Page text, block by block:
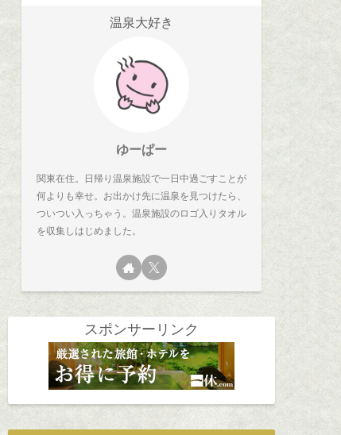
温泉大好き
ゆーぱー
関東在住。日帰り温泉施設で一日中過ごすことが
何よりも幸せ。お出かけ先に温泉を見つけたら、
ついつい入っちゃう。温泉施設のロゴ入りタオル
を収集しはじめました。
スポンサーリンク